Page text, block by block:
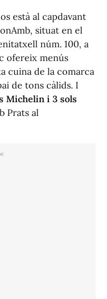
està al capdavant
situat en el
núm. 100, a
ofereix menús
cuina de la comarca
de tons càlids. I
Michelin i 3 sols
Prats al